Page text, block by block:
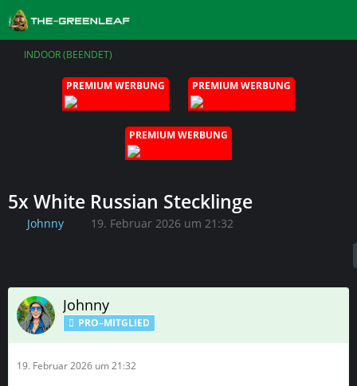
INDOOR (BEENDET)
PREMIUM WERBUNG PREMIUM WERBUNG
PREMIUM WERBUNG
5x White Russian Stecklinge
Johnny 19. Februar 2026 um 21:32
Johnny
PRO–MITGLIED
19. Februar 2026 um 21:32